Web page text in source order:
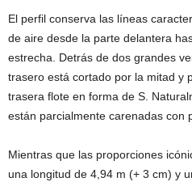
El perfil conserva las líneas
de aire desde la parte delantera
estrecha. Detrás de dos grandes
trasero está cortado por la mitad y
trasera flote en forma de S.
están parcialmente carenadas con
Mientras que las proporciones
una longitud de 4,94 m (+ 3 cm) y